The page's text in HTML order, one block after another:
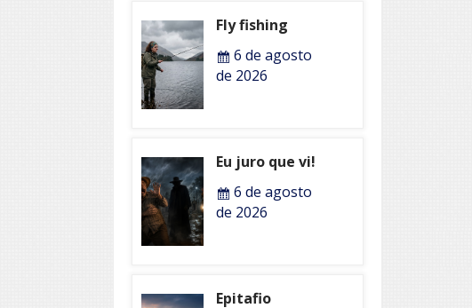
Fly fishing
6 de agosto
de 2026
Eu juro que vi!
6 de agosto
de 2026
Epitafio